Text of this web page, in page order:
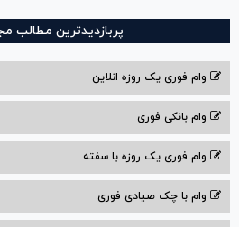
پربازدیدترین مطالب
وام فوری یک روزه انلاین
وام بانکی فوری
وام فوری یک روزه با سفته
وام با‌ چک صیادی‌ فوری